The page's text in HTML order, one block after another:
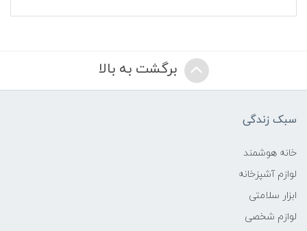
برگشت به بالا
سبک زندگی
خانه هوشمند
لوازم آشپزخانه
ابزار سلامتی
لوازم شخصی